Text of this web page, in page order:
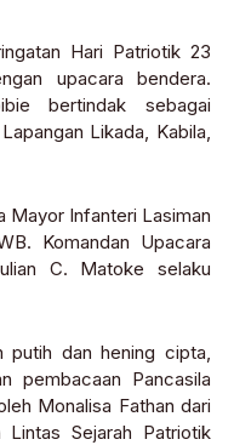
Hari Patriotik 23
upacara bendera.
bertindak sebagai
Likada, Kabila,
Mayor Infanteri Lasiman
Komandan Upacara
C. Matoke selaku
putih dan hening cipta,
pembacaan Pancasila
Monalisa Fathan dari
Lintas Sejarah Patriotik